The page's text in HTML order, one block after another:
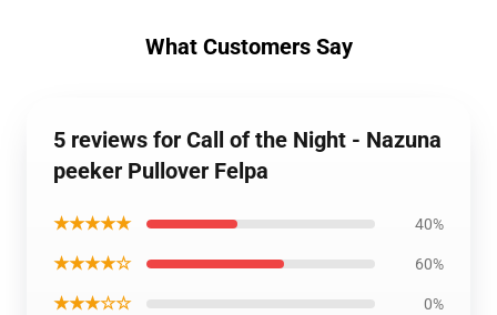
What Customers Say
5 reviews for Call of the Night - Nazuna
peeker Pullover Felpa
★★★★★ 40%
★★★★☆ 60%
★★★☆☆ 0%